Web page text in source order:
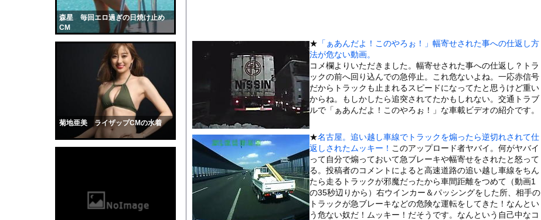
森星 毎回エロ過ぎの日焼け止め
CM
菊地亜美 ライザップCMの水着
彼がボトルを取りに行ってる間に隠れてみた。…あれ？どこいった？ → 彼はチャンスを逃...
【画像】天然Gカップ神スタイルアイドル、水着グラビアがエッチすぎるwwwww織莉叶、...
勢いよく放水しているところに顔面から突っ込む女性
【動画】ヒョウ2頭が木に登って激しい戦い
【黒歴史】こういう昔の大学ヤリサーの流出エロ動画（顔出し）が一番抜ける
韓国人「安貞桓が韓国代表に激怒！『惨憺たる結果、徹底的な刷新が必要だ』と監督や協会を...
ケンタッキーとか言う唐揚げ屋ｗｗｗｗｗ
【画像】このAVが性癖ブッ刺さりで精子ドクドク作られるわｗｗｗｗ
【悲報】味噌ラーメンで行列、出来ない
【中国】男の子が爆竹に点火 マンホールが爆発しふた吹き飛ぶ
【画像】伊藤舞雪とかいうＡＶ女優ｗｗｗｗｗｗｗｗｗｗw
★ 「ぁあんだよ！このやろぉ！」幅寄せされた事への仕返し方
法が危ない動画。
コメ欄よりいただきました。幅寄せされた事への仕返し？トラ
ックの前へ回り込んでの急停止。これ危ないよね。一応赤信号
だからトラックも止まれるスピードになってたと思うけど重い
からね。もしかしたら追突されてたかもしれない。交通トラブ
ルで「ぁあんだよ！このやろぉ！」な車載ビデオの紹介です。
★名古屋。追い越し車線でトラックを煽ったら逆切れされて仕
返しされたムッキー！ このアップロード者ヤバイ。何がヤバイ
って自分で煽っておいて急ブレーキや幅寄せをされたと怒って
る。投稿者のコメントによると高速道路の追い越し車線をちん
たら走るトラックが邪魔だったから車間距離をつめて（動画1
の35秒辺りから）右ウインカー＆パッシングをした所、相手の
トラックが急ブレーキなどの危険な運転をしてきた！なんとい
う危ない奴だ！ムッキー！だそうです。なんという自己中なコ